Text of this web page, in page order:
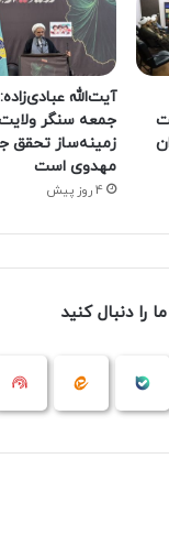
آیت‌الله
جمعه سنگر
زمینه‌ساز تحقق
مهدوی است
4 روز پیش
ما را دنبال کنید
اینستاگرام ایتا